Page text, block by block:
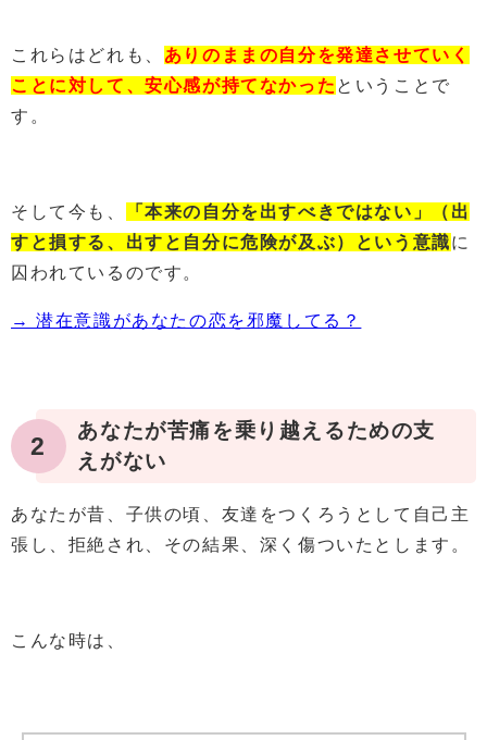
これらはどれも、 ありのままの自分を発達させていく
ことに対して、安心感が持てなかった ということで
す。
そして今も、
「本来の自分を出すべきではない」（出
すと損する、出すと自分に危険が及ぶ）という意識に
囚われているのです。
→ 潜在意識があなたの恋を邪魔してる？
2
あなたが苦痛を乗り越えるための支
えがない
あなたが昔、子供の頃、友達をつくろうとして自己主
張し、拒絶され、その結果、深く傷ついたとします。
こんな時は、